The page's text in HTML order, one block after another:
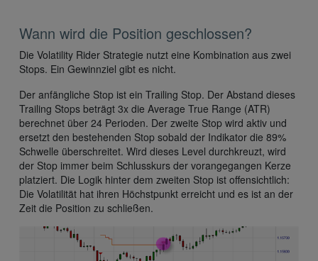
Wann wird die Position geschlossen?
Die Volatility Rider Strategie nutzt eine Kombination aus zwei
Stops. Ein Gewinnziel gibt es nicht.
Der anfängliche Stop ist ein Trailing Stop. Der Abstand dieses
Trailing Stops beträgt 3x die Average True Range (ATR)
berechnet über 24 Perioden. Der zweite Stop wird aktiv und
ersetzt den bestehenden Stop sobald der Indikator die 89%
Schwelle überschreitet. Wird dieses Level durchkreuzt, wird
der Stop immer beim Schlusskurs der vorangegangen Kerze
platziert. Die Logik hinter dem zweiten Stop ist offensichtlich:
Die Volatilität hat ihren Höchstpunkt erreicht und es ist an der
Zeit die Position zu schließen.